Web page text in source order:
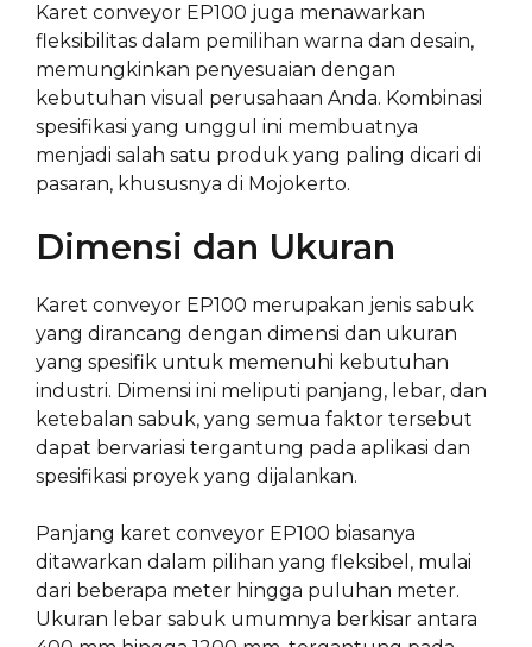
Karet conveyor EP100 juga menawarkan
fleksibilitas dalam pemilihan warna dan desain,
memungkinkan penyesuaian dengan
kebutuhan visual perusahaan Anda. Kombinasi
spesifikasi yang unggul ini membuatnya
menjadi salah satu produk yang paling dicari di
pasaran, khususnya di Mojokerto.
Dimensi dan Ukuran
Karet conveyor EP100 merupakan jenis sabuk
yang dirancang dengan dimensi dan ukuran
yang spesifik untuk memenuhi kebutuhan
industri. Dimensi ini meliputi panjang, lebar, dan
ketebalan sabuk, yang semua faktor tersebut
dapat bervariasi tergantung pada aplikasi dan
spesifikasi proyek yang dijalankan.
Panjang karet conveyor EP100 biasanya
ditawarkan dalam pilihan yang fleksibel, mulai
dari beberapa meter hingga puluhan meter.
Ukuran lebar sabuk umumnya berkisar antara